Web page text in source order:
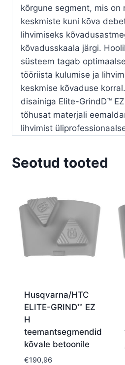
kõrgune segment, mis on
keskmiste kuni kõva
lihvimiseks
kõvadusskaala järgi.
süsteem tagab
tööriista kulumise ja
keskmise kõvaduse
disainiga Elite-GrindD™
tõhusat materjali
lihvimist
Seotud tooted
Husqvarna/HTC
ELITE-GRIND™ EZ
H
teemantsegmendid
kõvale betoonile
€190,96